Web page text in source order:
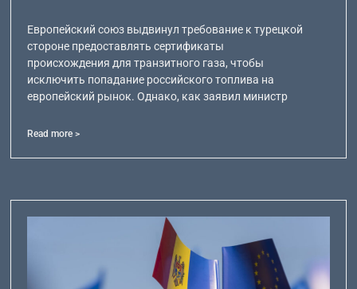
Европейский союз выдвинул требование к турецкой
стороне предоставлять сертификаты
происхождения для транзитного газа, чтобы
исключить попадание российского топлива на
европейский рынок. Однако, как заявил министр
Read more >